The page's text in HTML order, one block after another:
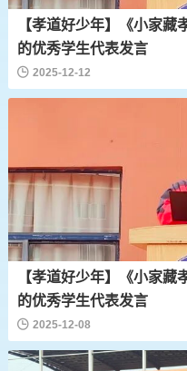
【孝道好少年】《小家藏
的优秀学生代表发言
2025-12-12
【孝道好少年】《小家藏
的优秀学生代表发言
2025-12-08